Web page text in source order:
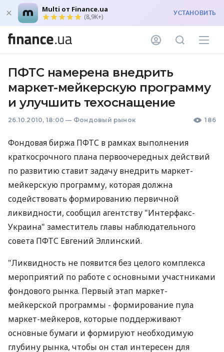
Multi от Finance.ua
(8,9K+) УСТАНОВИТЬ
ПФТС намерена внедрить
маркет-мейкерскую программу
и улучшить техоснащение
26.10.2010, 18:00 — Фондовый рынок 186
Фондовая биржа ПФТС в рамках выполнения
краткосрочного плана первоочередных действий
по развитию ставит задачу внедрить маркет-
мейкерскую программу, которая должна
содействовать формированию первичной
ликвидности, сообщил агентству "Интерфакс-
Украина" заместитель главы наблюдательного
совета ПФТС Евгений Эллинский.
"Ликвидность не появится без целого комплекса
мероприятий по работе с основными участниками
фондового рынка. Первый этап маркет-
мейкерской программы - формирование пула
маркет-мейкеров, которые поддерживают
основные бумаги и формируют необходимую
глубину рынка, чтобы он стал интересен для